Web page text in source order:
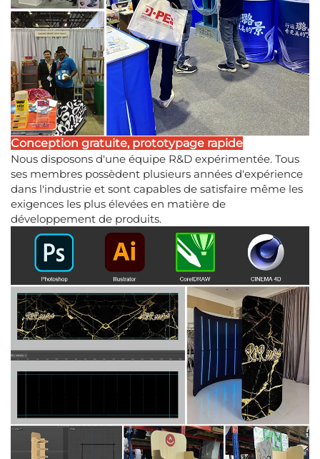
Conception gratuite, prototypage rapide
Nous disposons d'une équipe R&D expérimentée. Tous
ses membres possèdent plusieurs années d'expérience
dans l'industrie et sont capables de satisfaire même les
exigences les plus élevées en matière de
développement de produits.